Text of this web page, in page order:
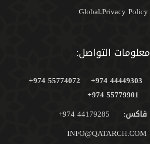
Global.Privacy Policy
معلومات التواصل:
44449303 974+
55774072 974+
55779901 974+
فاكس: